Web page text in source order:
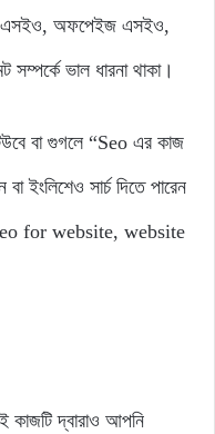
এসইও, অফপেইজ এসইও,
সম্পর্কে ভাল ধারনা থাকা।
বা গুগলে “Seo এর কাজ
ইংলিশেও সার্চ দিতে পারেন
for website, website
কাজটি দ্বারাও আপনি